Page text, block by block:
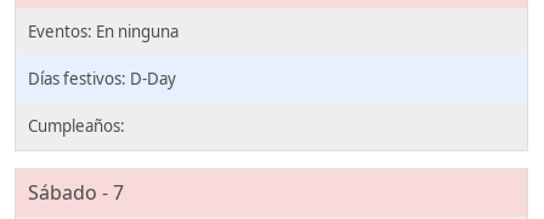
D-Day
Sábado - 7